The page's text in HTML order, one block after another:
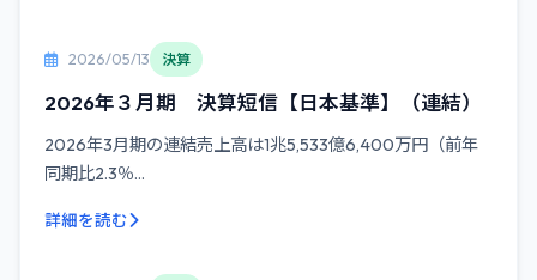
2026/05/13 決算
2026年３月期 決算短信【日本基準】（連結）
2026年3月期の連結売上高は1兆5,533億6,400万円（前年
同期比2.3％...
詳細を読む